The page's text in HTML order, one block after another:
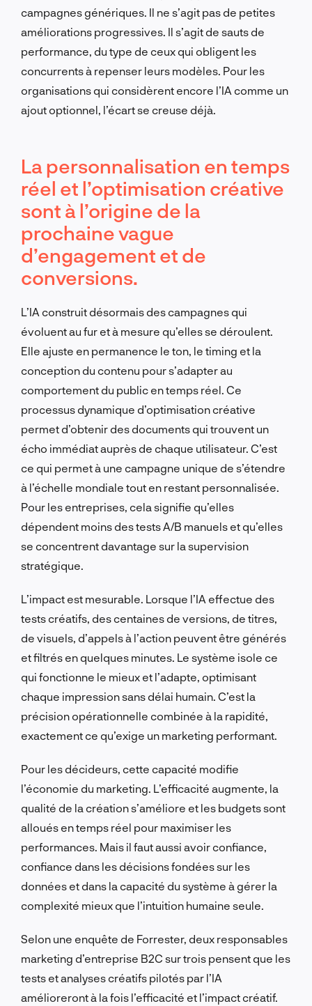
campagnes génériques. Il ne s’agit pas de petites
améliorations progressives. Il s’agit de sauts de
performance, du type de ceux qui obligent les
concurrents à repenser leurs modèles. Pour les
organisations qui considèrent encore l’IA comme un
ajout optionnel, l’écart se creuse déjà.
La personnalisation en temps
réel et l’optimisation créative
sont à l’origine de la
prochaine vague
d’engagement et de
conversions.
L’IA construit désormais des campagnes qui
évoluent au fur et à mesure qu’elles se déroulent.
Elle ajuste en permanence le ton, le timing et la
conception du contenu pour s’adapter au
comportement du public en temps réel. Ce
processus dynamique d’optimisation créative
permet d’obtenir des documents qui trouvent un
écho immédiat auprès de chaque utilisateur. C’est
ce qui permet à une campagne unique de s’étendre
à l’échelle mondiale tout en restant personnalisée.
Pour les entreprises, cela signifie qu’elles
dépendent moins des tests A/B manuels et qu’elles
se concentrent davantage sur la supervision
stratégique.
L’impact est mesurable. Lorsque l’IA effectue des
tests créatifs, des centaines de versions, de titres,
de visuels, d’appels à l’action peuvent être générés
et filtrés en quelques minutes. Le système isole ce
qui fonctionne le mieux et l’adapte, optimisant
chaque impression sans délai humain. C’est la
précision opérationnelle combinée à la rapidité,
exactement ce qu’exige un marketing performant.
Pour les décideurs, cette capacité modifie
l’économie du marketing. L’efficacité augmente, la
qualité de la création s’améliore et les budgets sont
alloués en temps réel pour maximiser les
performances. Mais il faut aussi avoir confiance,
confiance dans les décisions fondées sur les
données et dans la capacité du système à gérer la
complexité mieux que l’intuition humaine seule.
Selon une enquête de Forrester, deux responsables
marketing d’entreprise B2C sur trois pensent que les
tests et analyses créatifs pilotés par l’IA
amélioreront à la fois l’efficacité et l’impact créatif.